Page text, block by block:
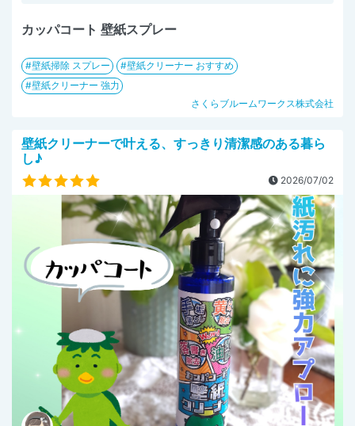
カッパコート 壁紙スプレー
壁紙掃除 スプレー
壁紙クリーナー おすすめ
壁紙クリーナー 強力
さくらブルームワークス株式会社
壁紙クリーナーで叶える、すっきり清潔感のある暮ら
し♪
2026/07/02